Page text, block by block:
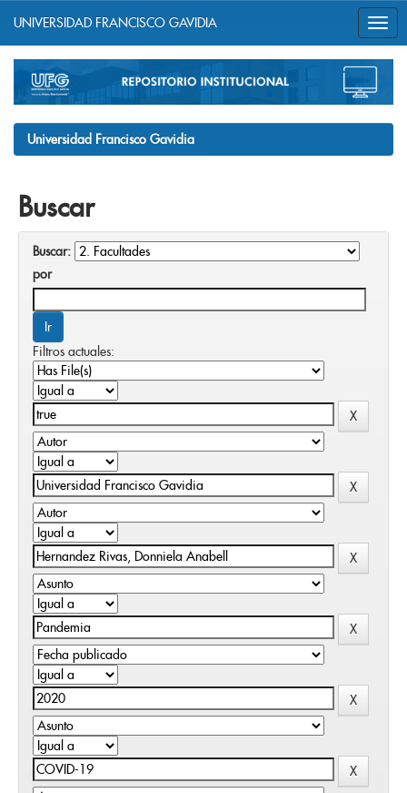
navigation
UNIVERSIDAD FRANCISCO GAVIDIA
Universidad Francisco Gavidia
Buscar
Buscar:
por
Filtros actuales: